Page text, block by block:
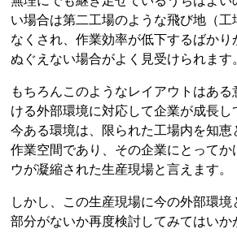
い場合は第二工場のような飛び地（
なくされ、作業効率が低下するばかり
ぬぐえない場合がよく見受けられます
もちろんこのようなレイアウトはあ
ける外部環境に対応して企業が成長し
今ある環境は、限られた工場内を知恵
作業空間であり、その企業にとってか
ウが凝縮された生産現場と言えます。
しかし、この生産現場に今の外部環
部分がないか再度検討してみてはいか